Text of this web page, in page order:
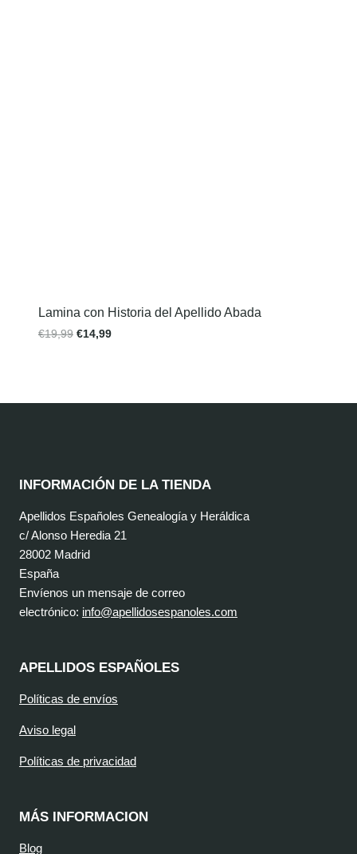
Lamina con Historia del Apellido Abada
€19,99 €14,99
INFORMACIÓN DE LA TIENDA
Apellidos Españoles Genealogía y Heráldica
c/ Alonso Heredia 21
28002 Madrid
España
Envíenos un mensaje de correo
electrónico: info@apellidosespanoles.com
APELLIDOS ESPAÑOLES
Políticas de envíos
Aviso legal
Políticas de privacidad
MÁS INFORMACION
Blog